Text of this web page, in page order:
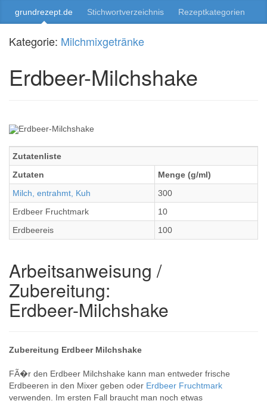
grundrezept.de Stichwortverzeichnis Rezeptkategorien
Kategorie: Milchmixgetränke
Erdbeer-Milchshake
Zutatenliste
Zutaten
Menge (g/ml)
Milch, entrahmt, Kuh
300
Erdbeer Fruchtmark
10
Erdbeereis
100
Arbeitsanweisung /
Zubereitung:
Erdbeer-Milchshake
Zubereitung Erdbeer Milchshake
FÃ�r den Erdbeer Milchshake kann man entweder frische
Erdbeeren in den Mixer geben oder Erdbeer Fruchtmark
verwenden. Im ersten Fall braucht man noch etwas